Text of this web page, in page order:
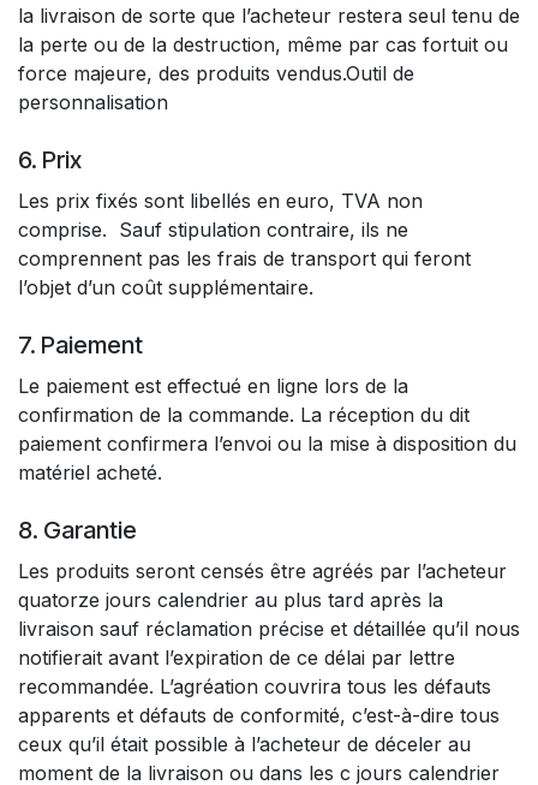
la livraison de sorte que l’acheteur restera seul tenu de
la perte ou de la destruction, même par cas fortuit ou
force majeure, des produits vendus.Outil de
personnalisation
6. Prix
Les prix fixés sont libellés en euro, TVA non
comprise. Sauf stipulation contraire, ils ne
comprennent pas les frais de transport qui feront
l’objet d’un coût supplémentaire.
7. Paiement
Le paiement est effectué en ligne lors de la
confirmation de la commande. La réception du dit
paiement confirmera l’envoi ou la mise à disposition du
matériel acheté.
8. Garantie
Les produits seront censés être agréés par l’acheteur
quatorze jours calendrier au plus tard après la
livraison sauf réclamation précise et détaillée qu’il nous
notifierait avant l’expiration de ce délai par lettre
recommandée. L’agréation couvrira tous les défauts
apparents et défauts de conformité, c’est-à-dire tous
ceux qu’il était possible à l’acheteur de déceler au
moment de la livraison ou dans les c jours calendrier